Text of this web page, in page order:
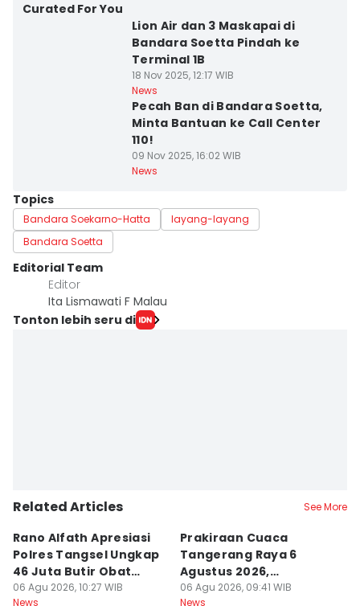
Curated For You
Lion Air dan 3 Maskapai di
Bandara Soetta Pindah ke
Terminal 1B
18 Nov 2025, 12:17 WIB
News
Pecah Ban di Bandara Soetta,
Minta Bantuan ke Call Center
110!
09 Nov 2025, 16:02 WIB
News
Topics
Bandara Soekarno-Hatta
layang-layang
Bandara Soetta
Editorial Team
Editor
Ita Lismawati F Malau
Tonton lebih seru di
Related Articles See More
Rano Alfath Apresiasi
Polres Tangsel Ungkap
46 Juta Butir Obat
Keras
06 Agu 2026, 10:27 WIB
News
Prakiraan Cuaca
Tangerang Raya 6
Agustus 2026,
Didominasi Cuaca
06 Agu 2026, 09:41 WIB
News